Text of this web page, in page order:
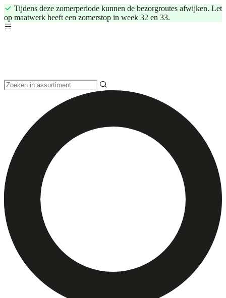
Tijdens deze zomerperiode kunnen de bezorgroutes afwijken. Let
op maatwerk heeft een zomerstop in week 32 en 33.